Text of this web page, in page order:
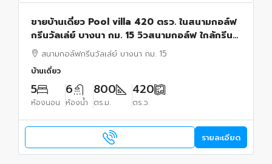
ขายบ้านเดี่ยว Pool villa 420 ตรว. ในสนามกอล์ฟ
กรีนวัลเล่ย์ บางนา กม. 15 วิวสนามกอล์ฟ ใกล้กรีน+
วิวทะเลสาป ใกล้สนามบินสุวรรณภูมิ
สนามกอล์ฟกรีนวัลเล่ย์ บางนา กม. 15
บ้านเดี่ยว
5
ห้องนอน
6
ห้องน้ำ
800
ตร.ม.
420
ตร.ว.
รายละเอียด